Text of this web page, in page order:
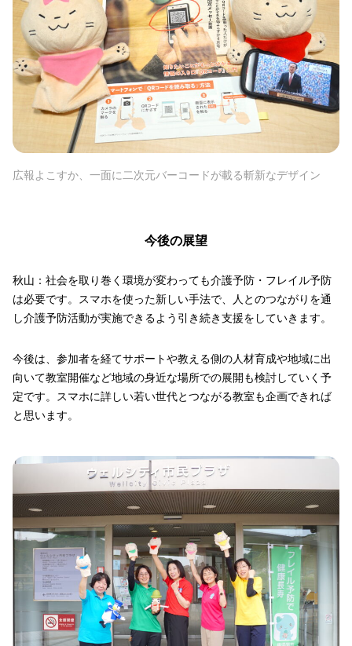
広報よこすか、一面に二次元バーコードが載る斬新なデザイン
今後の展望
秋山：社会を取り巻く環境が変わっても介護予防・フレイル予防
は必要です。スマホを使った新しい手法で、人とのつながりを通
し介護予防活動が実施できるよう引き続き支援をしていきます。
今後は、参加者を経てサポートや教える側の人材育成や地域に出
向いて教室開催など地域の身近な場所での展開も検討していく予
定です。スマホに詳しい若い世代とつながる教室も企画できれば
と思います。